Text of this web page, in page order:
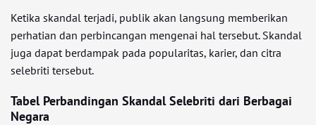
Ketika skandal terjadi, publik akan langsung memberikan
perhatian dan perbincangan mengenai hal tersebut. Skandal
juga dapat berdampak pada popularitas, karier, dan citra
selebriti tersebut.
Tabel Perbandingan Skandal Selebriti dari Berbagai
Negara